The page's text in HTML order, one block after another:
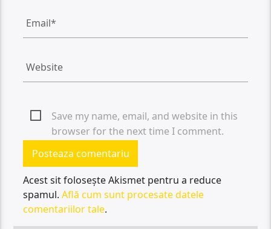
Save my name, email, and website in this
browser for the next time I comment.
Acest sit folosește Akismet pentru a reduce
spamul.Află cum sunt procesate datele
comentariilor tale.